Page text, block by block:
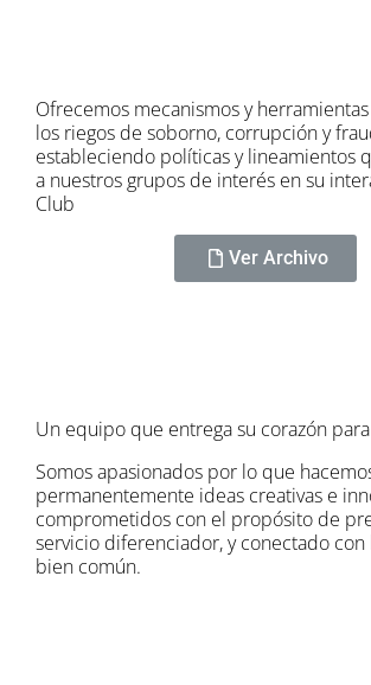
Ofrecemos mecanismos y
los riegos de soborno, corrupción y
estableciendo políticas y lineamientos
a nuestros grupos de interés en su
Club
Ver Archivo
Un equipo que entrega su corazón
Somos apasionados por lo que
permanentemente ideas creativas e
comprometidos con el propósito de
servicio diferenciador, y conectado con
bien común.